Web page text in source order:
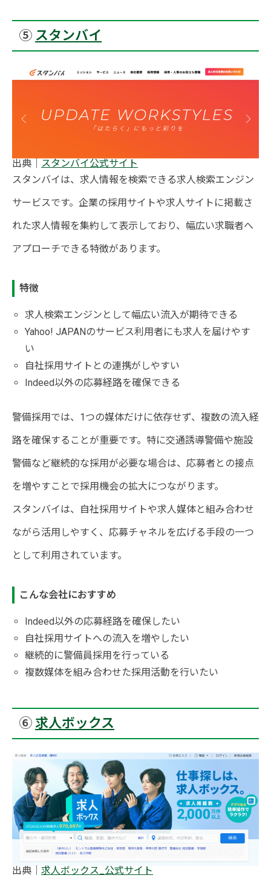
⑤ スタンバイ
出典｜
スタンバイ公式サイト
スタンバイは、求人情報を検索できる求人検索エンジン
サービスです。企業の採用サイトや求人サイトに掲載さ
れた求人情報を集約して表示しており、幅広い求職者へ
アプローチできる特徴があります。
特徴
求人検索エンジンとして幅広い流入が期待できる
Yahoo! JAPANのサービス利用者にも求人を届けやす
い
自社採用サイトとの連携がしやすい
Indeed以外の応募経路を確保できる
警備採用では、1つの媒体だけに依存せず、複数の流入経
路を確保することが重要です。特に交通誘導警備や施設
警備など継続的な採用が必要な場合は、応募者との接点
を増やすことで採用機会の拡大につながります。
スタンバイは、自社採用サイトや求人媒体と組み合わせ
ながら活用しやすく、応募チャネルを広げる手段の一つ
として利用されています。
こんな会社におすすめ
Indeed以外の応募経路を確保したい
自社採用サイトへの流入を増やしたい
継続的に警備員採用を行っている
複数媒体を組み合わせた採用活動を行いたい
⑥ 求人ボックス
出典｜ 求人ボックス_公式サイト